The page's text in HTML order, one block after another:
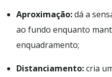
Aproximação:dá a
ao fundo enquanto
enquadramento;
Distanciamento:cria